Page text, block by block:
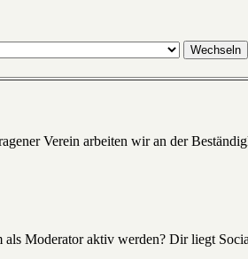
Verein arbeiten wir an der
Moderator aktiv werden? Dir liegt